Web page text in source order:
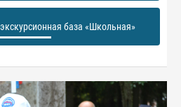
база «Школьная»